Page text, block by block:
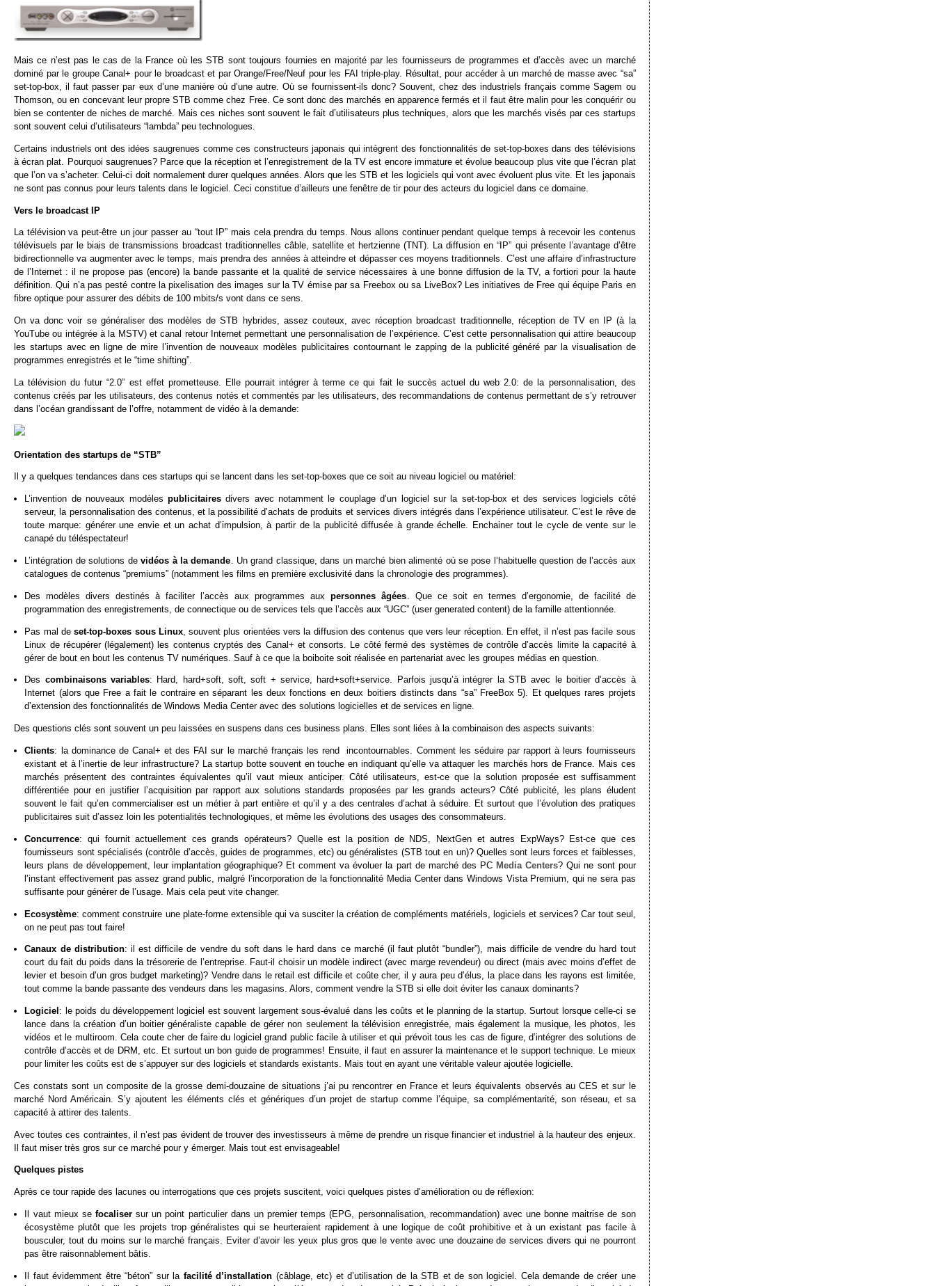
Mais ce n’est pas le cas de la France où les STB sont toujours fournies en majorité par les fournisseurs de programmes et d’accès avec un marché
dominé par le groupe Canal+ pour le broadcast et par Orange/Free/Neuf pour les FAI triple-play. Résultat, pour accéder à un marché de masse avec “sa”
set-top-box, il faut passer par eux d’une manière où d’une autre. Où se fournissent-ils donc? Souvent, chez des industriels français comme Sagem ou
Thomson, ou en concevant leur propre STB comme chez Free. Ce sont donc des marchés en apparence fermés et il faut être malin pour les conquérir ou
bien se contenter de niches de marché. Mais ces niches sont souvent le fait d’utilisateurs plus techniques, alors que les marchés visés par ces startups
sont souvent celui d’utilisateurs “lambda” peu technologues.
Certains industriels ont des idées saugrenues comme ces constructeurs japonais qui intègrent des fonctionnalités de set-top-boxes dans des télévisions
à écran plat. Pourquoi saugrenues? Parce que la réception et l’enregistrement de la TV est encore immature et évolue beaucoup plus vite que l’écran plat
que l’on va s’acheter. Celui-ci doit normalement durer quelques années. Alors que les STB et les logiciels qui vont avec évoluent plus vite. Et les japonais
ne sont pas connus pour leurs talents dans le logiciel. Ceci constitue d’ailleurs une fenêtre de tir pour des acteurs du logiciel dans ce domaine.
Vers le broadcast IP
La télévision va peut-être un jour passer au “tout IP” mais cela prendra du temps. Nous allons continuer pendant quelque temps à recevoir les contenus
télévisuels par le biais de transmissions broadcast traditionnelles câble, satellite et hertzienne (TNT). La diffusion en “IP” qui présente l’avantage d’être
bidirectionnelle va augmenter avec le temps, mais prendra des années à atteindre et dépasser ces moyens traditionnels. C’est une affaire d’infrastructure
de l’Internet : il ne propose pas (encore) la bande passante et la qualité de service nécessaires à une bonne diffusion de la TV, a fortiori pour la haute
définition. Qui n’a pas pesté contre la pixelisation des images sur la TV émise par sa Freebox ou sa LiveBox? Les initiatives de Free qui équipe Paris en
fibre optique pour assurer des débits de 100 mbits/s vont dans ce sens.
On va donc voir se généraliser des modèles de STB hybrides, assez couteux, avec réception broadcast traditionnelle, réception de TV en IP (à la
YouTube ou intégrée à la MSTV) et canal retour Internet permettant une personnalisation de l’expérience. C’est cette personnalisation qui attire beaucoup
les startups avec en ligne de mire l’invention de nouveaux modèles publicitaires contournant le zapping de la publicité généré par la visualisation de
programmes enregistrés et le “time shifting”.
La télévision du futur “2.0” est effet prometteuse. Elle pourrait intégrer à terme ce qui fait le succès actuel du web 2.0: de la personnalisation, des
contenus créés par les utilisateurs, des contenus notés et commentés par les utilisateurs, des recommandations de contenus permettant de s’y retrouver
dans l’océan grandissant de l’offre, notamment de vidéo à la demande:
Orientation des startups de “STB”
Il y a quelques tendances dans ces startups qui se lancent dans les set-top-boxes que ce soit au niveau logiciel ou matériel:
L’invention de nouveaux modèles publicitairesdivers avec notamment le couplage d’un logiciel sur la set-top-box et des services logiciels côté
serveur, la personnalisation des contenus, et la possibilité d’achats de produits et services divers intégrés dans l’expérience utilisateur. C’est le rêve de
toute marque: générer une envie et un achat d’impulsion, à partir de la publicité diffusée à grande échelle. Enchainer tout le cycle de vente sur le
canapé du téléspectateur!
L’intégration de solutions devidéos à la demande . Un grand classique, dans un marché bien alimenté où se pose l’habituelle question de l’accès aux
catalogues de contenus “premiums” (notamment les films en première exclusivité dans la chronologie des programmes).
Des modèles divers destinés à faciliter l’accès aux programmes auxpersonnes âgées . Que ce soit en termes d’ergonomie, de facilité de
programmation des enregistrements, de connectique ou de services tels que l’accès aux “UGC” (user generated content) de la famille attentionnée.
Pas mal deset-top-boxes sous Linux, souvent plus orientées vers la diffusion des contenus que vers leur réception. En effet, il n’est pas facile sous
Linux de récupérer (légalement) les contenus cryptés des Canal+ et consorts. Le côté fermé des systèmes de contrôle d’accès limite la capacité à
gérer de bout en bout les contenus TV numériques. Sauf à ce que la boiboite soit réalisée en partenariat avec les groupes médias en question.
Des combinaisons variables: Hard, hard+soft, soft, soft + service, hard+soft+service. Parfois jusqu’à intégrer la STB avec le boitier d’accès à
Internet (alors que Free a fait le contraire en séparant les deux fonctions en deux boitiers distincts dans “sa” FreeBox 5). Et quelques rares projets
d’extension des fonctionnalités de Windows Media Center avec des solutions logicielles et de services en ligne.
Des questions clés sont souvent un peu laissées en suspens dans ces business plans. Elles sont liées à la combinaison des aspects suivants:
Clients: la dominance de Canal+ et des FAI sur le marché français les rend incontournables. Comment les séduire par rapport à leurs fournisseurs
existant et à l’inertie de leur infrastructure? La startup botte souvent en touche en indiquant qu’elle va attaquer les marchés hors de France. Mais ces
marchés présentent des contraintes équivalentes qu’il vaut mieux anticiper. Côté utilisateurs, est-ce que la solution proposée est suffisamment
différentiée pour en justifier l’acquisition par rapport aux solutions standards proposées par les grands acteurs? Côté publicité, les plans éludent
souvent le fait qu’en commercialiser est un métier à part entière et qu’il y a des centrales d’achat à séduire. Et surtout que l’évolution des pratiques
publicitaires suit d’assez loin les potentialités technologiques, et même les évolutions des usages des consommateurs.
Concurrence: qui fournit actuellement ces grands opérateurs? Quelle est la position de NDS, NextGen et autres ExpWays? Est-ce que ces
fournisseurs sont spécialisés (contrôle d’accès, guides de programmes, etc) ou généralistes (STB tout en un)? Quelles sont leurs forces et faiblesses,
leurs plans de développement, leur implantation géographique? Et comment va évoluer la part de marché des PC Media Centers? Qui ne sont pour
l’instant effectivement pas assez grand public, malgré l’incorporation de la fonctionnalité Media Center dans Windows Vista Premium, qui ne sera pas
suffisante pour générer de l’usage. Mais cela peut vite changer.
Ecosystème: comment construire une plate-forme extensible qui va susciter la création de compléments matériels, logiciels et services? Car tout seul,
on ne peut pas tout faire!
Canaux de distribution: il est difficile de vendre du soft dans le hard dans ce marché (il faut plutôt “bundler”), mais difficile de vendre du hard tout
court du fait du poids dans la trésorerie de l’entreprise. Faut-il choisir un modèle indirect (avec marge revendeur) ou direct (mais avec moins d’effet de
levier et besoin d’un gros budget marketing)? Vendre dans le retail est difficile et coûte cher, il y aura peu d’élus, la place dans les rayons est limitée,
tout comme la bande passante des vendeurs dans les magasins. Alors, comment vendre la STB si elle doit éviter les canaux dominants?
Logiciel : le poids du développement logiciel est souvent largement sous-évalué dans les coûts et le planning de la startup. Surtout lorsque celle-ci se
lance dans la création d’un boitier généraliste capable de gérer non seulement la télévision enregistrée, mais également la musique, les photos, les
vidéos et le multiroom. Cela coute cher de faire du logiciel grand public facile à utiliser et qui prévoit tous les cas de figure, d’intégrer des solutions de
contrôle d’accès et de DRM, etc. Et surtout un bon guide de programmes! Ensuite, il faut en assurer la maintenance et le support technique. Le mieux
pour limiter les coûts est de s’appuyer sur des logiciels et standards existants. Mais tout en ayant une véritable valeur ajoutée logicielle.
Ces constats sont un composite de la grosse demi-douzaine de situations j’ai pu rencontrer en France et leurs équivalents observés au CES et sur le
marché Nord Américain. S’y ajoutent les éléments clés et génériques d’un projet de startup comme l’équipe, sa complémentarité, son réseau, et sa
capacité à attirer des talents.
Avec toutes ces contraintes, il n’est pas évident de trouver des investisseurs à même de prendre un risque financier et industriel à la hauteur des enjeux.
Il faut miser très gros sur ce marché pour y émerger. Mais tout est envisageable!
Quelques pistes
Après ce tour rapide des lacunes ou interrogations que ces projets suscitent, voici quelques pistes d’amélioration ou de réflexion:
Il vaut mieux se focalisersur un point particulier dans un premier temps (EPG, personnalisation, recommandation) avec une bonne maitrise de son
écosystème plutôt que les projets trop généralistes qui se heurteraient rapidement à une logique de coût prohibitive et à un existant pas facile à
bousculer, tout du moins sur le marché français. Eviter d’avoir les yeux plus gros que le vente avec une douzaine de services divers qui ne pourront
pas être raisonnablement bâtis.
Il faut évidemment être “béton” sur la facilité d’installation (câblage, etc) et d’utilisation de la STB et de son logiciel. Cela demande de créer une